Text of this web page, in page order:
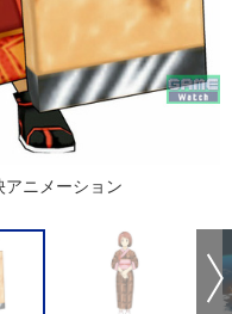
ニメーション